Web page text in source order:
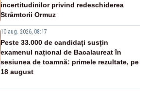
incertitudinilor privind redeschiderea
Strâmtorii Ormuz
10 aug. 2026, 08:17
Peste 33.000 de candidați susțin
examenul național de Bacalaureat în
sesiunea de toamnă: primele rezultate, pe
18 august